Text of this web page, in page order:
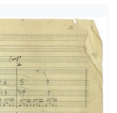
Sc-003-014-
003-015-
Sc-003-016-
Sc-003-017-
Sc-003-018-